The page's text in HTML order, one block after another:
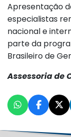
Apresentação
especialistas
nacional e
parte da
Brasileiro de
Assessoria de